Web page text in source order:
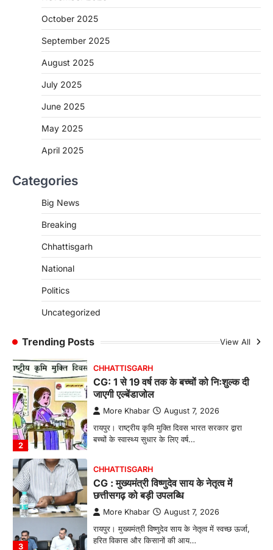
October 2025
September 2025
August 2025
July 2025
June 2025
May 2025
April 2025
Categories
Big News
Breaking
Chhattisgarh
National
Politics
Uncategorized
Trending Posts View All
रायपुर। राष्ट्रीय कृमि मुक्ति दिवस भारत सरकार द्वारा
बच्चों के स्वास्थ्य सुधार के लिए वर्ष…
CHHATTISGARH
CG : मुख्यमंत्री विष्णुदेव साय के नेतृत्व में
छत्तीसगढ़ को बड़ी उपलब्धि
हरित विकास और किसानों की आय…
पालन से बढ़ी आय और मजबूत हुआ आत्मविश्वास
रायपुर। ग्रामीण महिलाओं को आर्थिक रूप से सशक्त
2
CG: 1 से 19 वर्ष तक के बच्चों को निःशुल्क दी
जाएगी एल्बेंडाजोल
More Khabar
रायपुर। राष्ट्रीय कृमि मुक्ति दिवस भारत सरकार द्वारा
बच्चों के स्वास्थ्य सुधार के लिए वर्ष…
3
CG : मुख्यमंत्री विष्णुदेव साय के नेतृत्व में
छत्तीसगढ़ को बड़ी उपलब्धि
More Khabar August 7, 2026
रायपुर। मुख्यमंत्री विष्णुदेव साय के नेतृत्व में स्वच्छ ऊर्जा,
हरित विकास और किसानों की आय…